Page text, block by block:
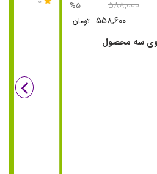
%12
۴۰۰,۰۰۰
۳۵۲,۰۰۰ تومان